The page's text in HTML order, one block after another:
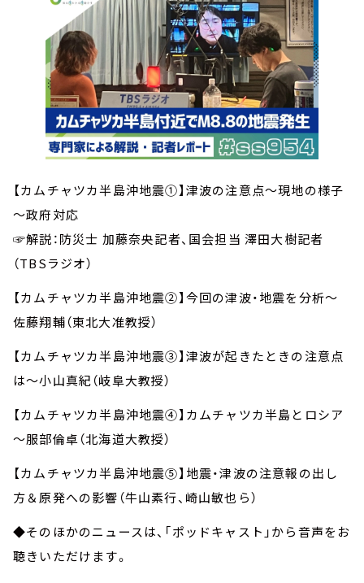
【カムチャツカ半島沖地震①】津波の注意点～現地の様子
～政府対応
☞解説：防災士 加藤奈央記者、国会担当 澤田大樹記者
（TBSラジオ）
【カムチャツカ半島沖地震②】今回の津波・地震を分析～
佐藤翔輔（東北大准教授）
【カムチャツカ半島沖地震③】津波が起きたときの注意点
は～小山真紀（岐阜大教授）
【カムチャツカ半島沖地震④】カムチャツカ半島とロシア
～服部倫卓（北海道大教授）
【カムチャツカ半島沖地震⑤】地震・津波の注意報の出し
方＆原発への影響（牛山素行、崎山敏也ら）
◆そのほかのニュースは、「ポッドキャスト」から音声をお
聴きいただけます。